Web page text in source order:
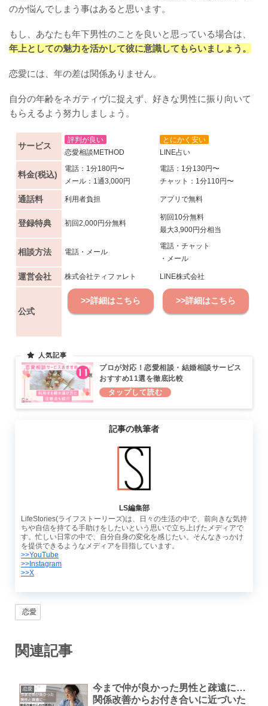
のか悩んでしまう事はあると思います。
もし、あなたも年下男性のことを良いと思っている場合は、
年上としての魅力を活かして彼に意識してもらいましょう。
恋愛には、年の差は関係ありません。
自分の年齢をネガティヴに捉えず、好きな男性に振り向いて
もらえるよう努力しましょう。
サービス
評判が良い
恋愛相談METHOD
とにかく安い
LINE占い
料金(税込)
電話：1分180円〜
メール：1通3,000円
電話：1分130円〜
チャット：1分110円〜
通話料 利用者負担 アプリで無料
登録特典 初回2,000円分無料
初回10分無料
最大3,900円分相当
相談方法 電話・メール
電話・チャット
・メール
運営会社 株式会社ティファレト LINE株式会社
公式
>>詳細はこちら >>詳細はこちら
プロが対応！恋愛相談・結婚相談サービス
おすすめ11選を徹底比較
記事の執筆者
LS編集部
LifeStories(ライフストーリーズ)は、日々の生活の中で、前向きな気持
ちや自信を持てる手助けをしたいという思いで立ち上げたメディアで
す。忙しい日常の中で、自分自身の変化を感じたい。そんなきっかけ
を提供できるようなメディアを目指しています。
>>YouTube
>>Instagram
>>X
恋愛
関連記事
恋愛
今まで仲が良かった男性と疎遠に…
関係改善からお付き合いに近づいた